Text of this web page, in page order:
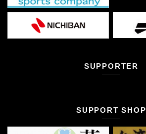
SUPPORTER
SUPPORT SHOP